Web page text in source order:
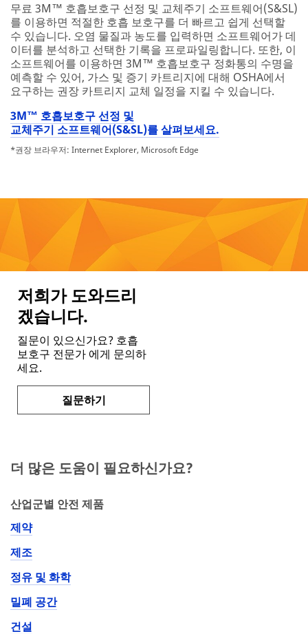
무료 3M™ 호흡보호구 선정 및 교체주기 소프트웨어(S&SL)
를 이용하면 적절한 호흡 보호구를 더 빠르고 쉽게 선택할
수 있습니다. 오염 물질과 농도를 입력하면 소프트웨어가 데
이터를 분석하고 선택한 기록을 프로파일링합니다. 또한, 이
소프트웨어를 이용하면 3M™ 호흡보호구 정화통의 수명을
예측할 수 있어, 가스 및 증기 카트리지에 대해 OSHA에서
요구하는 권장 카트리지 교체 일정을 지킬 수 있습니다.
3M™ 호흡보호구 선정 및
교체주기 소프트웨어(S&SL)를 살펴보세요.
*권장 브라우저: Internet Explorer, Microsoft Edge
저희가 도와드리
겠습니다.
질문이 있으신가요? 호흡
보호구 전문가 에게 문의하
세요.
질문하기
더 많은 도움이 필요하신가요?
산업군별 안전 제품
제약
제조
정유 및 화학
밀폐 공간
건설